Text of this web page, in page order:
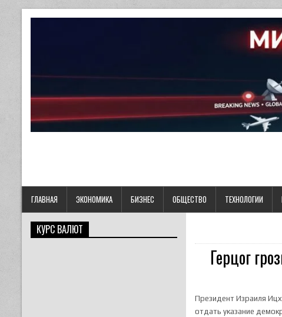
ГЛАВНАЯ ЭКОНОМИКА БИЗНЕС ОБЩЕСТВО ТЕХНОЛОГИИ
Герцог
Президент Израиля
отдать указание
КУРС ВАЛЮТ